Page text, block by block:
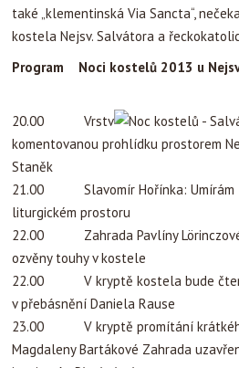
také „klementinská Via Sancta“,
kostela Nejsv. Salvátora a
Program Noci kostelů 2013 u
20.00 Vrstv
komentovanou prohlídku prostorem
Staněk
21.00 Slavomír Hořínka: Umírám
liturgickém prostoru
22.00 Zahrada Pavlíny Lörinczové
ozvěny touhy v kostele
22.00 V kryptě kostela bude
v přebásnění Daniela Rause
23.00 V kryptě promítání
Magdaleny Bartákové Zahrada